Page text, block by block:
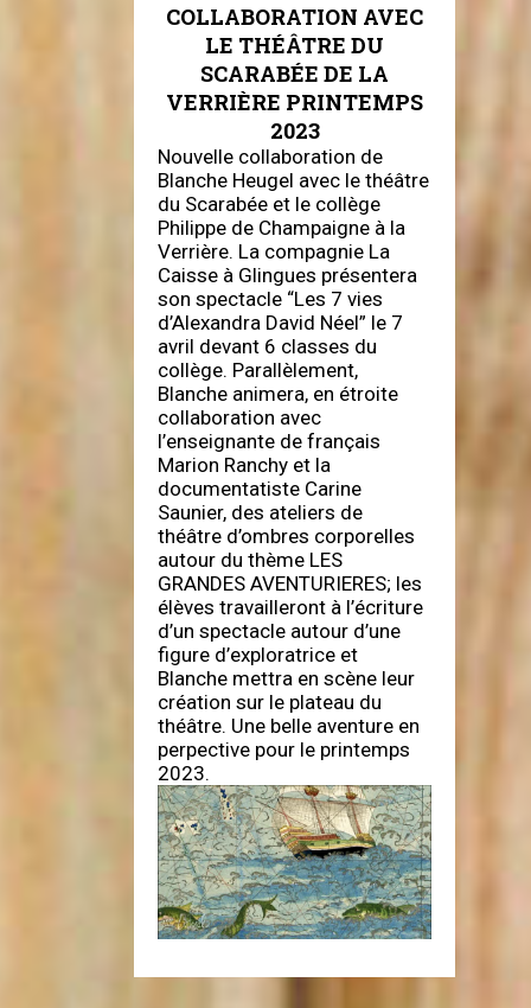
COLLABORATION AVEC
LE THÉÂTRE DU
SCARABÉE DE LA
VERRIÈRE PRINTEMPS
2023
Nouvelle collaboration de
Blanche Heugel avec le théâtre
du Scarabée et le collège
Philippe de Champaigne à la
Verrière. La compagnie La
Caisse à Glingues présentera
son spectacle “Les 7 vies
d’Alexandra David Néel” le 7
avril devant 6 classes du
collège. Parallèlement,
Blanche animera, en étroite
collaboration avec
l’enseignante de français
Marion Ranchy et la
documentatiste Carine
Saunier, des ateliers de
théâtre d’ombres corporelles
autour du thème LES
GRANDES AVENTURIERES; les
élèves travailleront à l’écriture
d’un spectacle autour d’une
figure d’exploratrice et
Blanche mettra en scène leur
création sur le plateau du
théâtre. Une belle aventure en
perpective pour le printemps
2023.